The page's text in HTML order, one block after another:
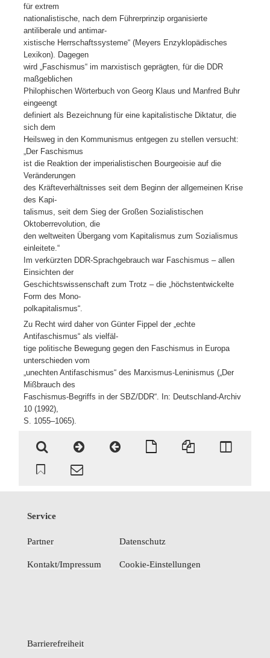
für extrem
nationalistische, nach dem Führerprinzip organisierte
antiliberale und antimar-
xistische Herrschaftssysteme“ (Meyers Enzyklopädisches
Lexikon). Dagegen
wird „Faschismus“ im marxistisch geprägten, für die DDR
maßgeblichen
Philophischen Wörterbuch von Georg Klaus und Manfred Buhr
eingeengt
definiert als Bezeichnung für eine kapitalistische Diktatur, die
sich dem
Heilsweg in den Kommunismus entgegen zu stellen versucht:
„Der Faschismus
ist die Reaktion der imperialistischen Bourgeoisie auf die
Veränderungen
des Kräfteverhältnisses seit dem Beginn der allgemeinen Krise
des Kapi-
talismus, seit dem Sieg der Großen Sozialistischen
Oktoberrevolution, die
den weltweiten Übergang vom Kapitalismus zum Sozialismus
einleitete.“
Im verkürzten DDR-Sprachgebrauch war Faschismus – allen
Einsichten der
Geschichtswissenschaft zum Trotz – die „höchstentwickelte
Form des Mono-
polkapitalismus“.
Zu Recht wird daher von Günter Fippel der „echte
Antifaschismus“ als vielfäl-
tige politische Bewegung gegen den Faschismus in Europa
unterschieden vom
„unechten Antifaschismus“ des Marxismus-Leninismus („Der
Mißbrauch des
Faschismus-Begriffs in der SBZ/DDR“. In: Deutschland-Archiv
10 (1992),
S. 1055–1065).
Service
Partner
Kontakt/Impressum
Datenschutz
Cookie-Einstellungen
Barrierefreiheit